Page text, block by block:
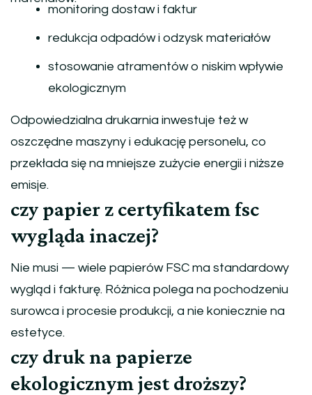
monitoring dostaw i faktur
redukcja odpadów i odzysk materiałów
stosowanie atramentów o niskim wpływie
ekologicznym
Odpowiedzialna drukarnia inwestuje też w
oszczędne maszyny i edukację personelu, co
przekłada się na mniejsze zużycie energii i niższe
emisje.
czy papier z certyfikatem fsc
wygląda inaczej?
Nie musi — wiele papierów FSC ma standardowy
wygląd i fakturę. Różnica polega na pochodzeniu
surowca i procesie produkcji, a nie koniecznie na
estetyce.
czy druk na papierze
ekologicznym jest droższy?